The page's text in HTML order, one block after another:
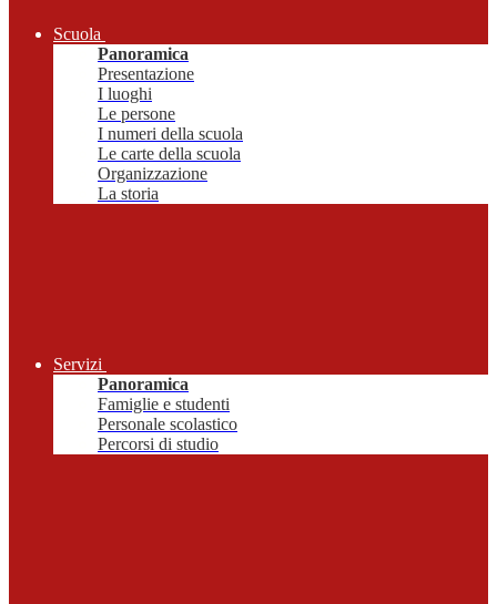
Scuola
Panoramica
Presentazione
I luoghi
Le persone
I numeri della scuola
Le carte della scuola
Organizzazione
La storia
Servizi
Panoramica
Famiglie e studenti
Personale scolastico
Percorsi di studio